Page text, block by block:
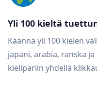
Yli 100 kieltä
Käännä yli 100 kielen
japani, arabia, ranska
kielipariin yhdellä